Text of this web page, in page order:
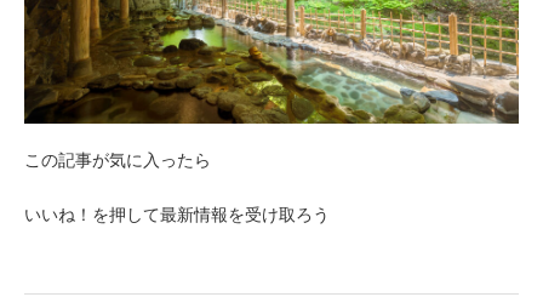
この記事が気に入ったら
いいね！を押して最新情報を受け取ろう